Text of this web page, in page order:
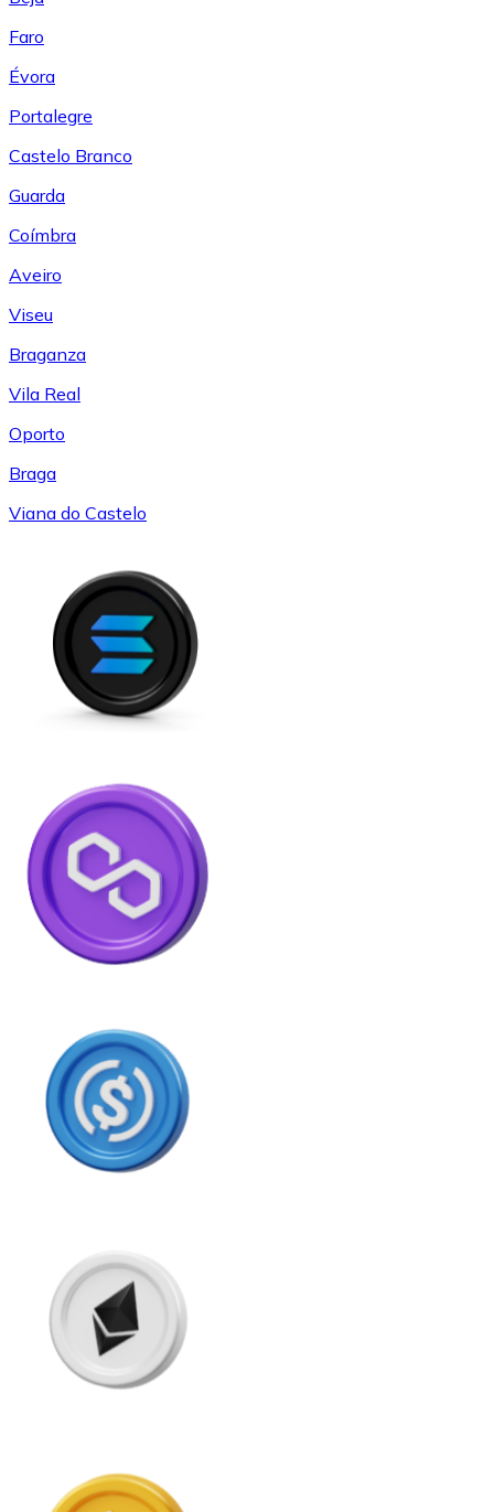
Faro
Évora
Portalegre
Castelo Branco
Guarda
Coímbra
Aveiro
Viseu
Braganza
Vila Real
Oporto
Braga
Viana do Castelo